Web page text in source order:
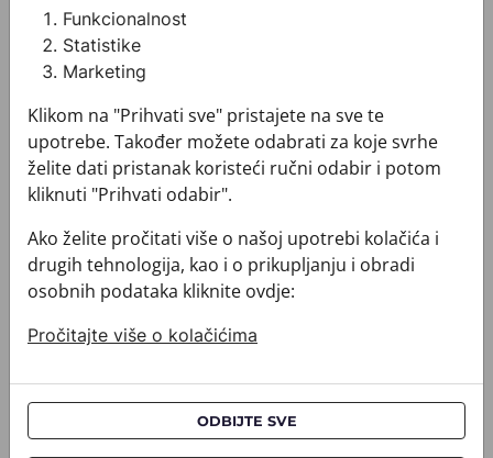
Kravata CROATA AuHRum
532,00 €
Kravata
Funkcionalnost
Statistike
Marketing
Klikom na "Prihvati sve" pristajete na sve te
upotrebe. Također možete odabrati za koje svrhe
želite dati pristanak koristeći ručni odabir i potom
kliknuti "Prihvati odabir".
Ako želite pročitati više o našoj upotrebi kolačića i
drugih tehnologija, kao i o prikupljanju i obradi
osobnih podataka kliknite ovdje:
Pročitajte više o kolačićima
ODBIJTE SVE